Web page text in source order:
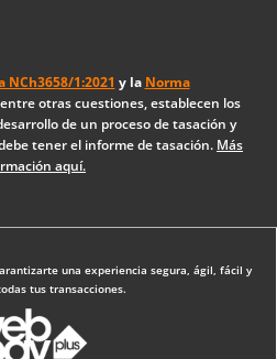
d
i
n
g
r
a
NCh3658/1:2021 y la Norma
otras cuestiones, establecen los
de un proceso de tasación y
tener el informe de tasación. Más
aquí.
una experiencia segura, ágil, fácil y
tus transacciones.